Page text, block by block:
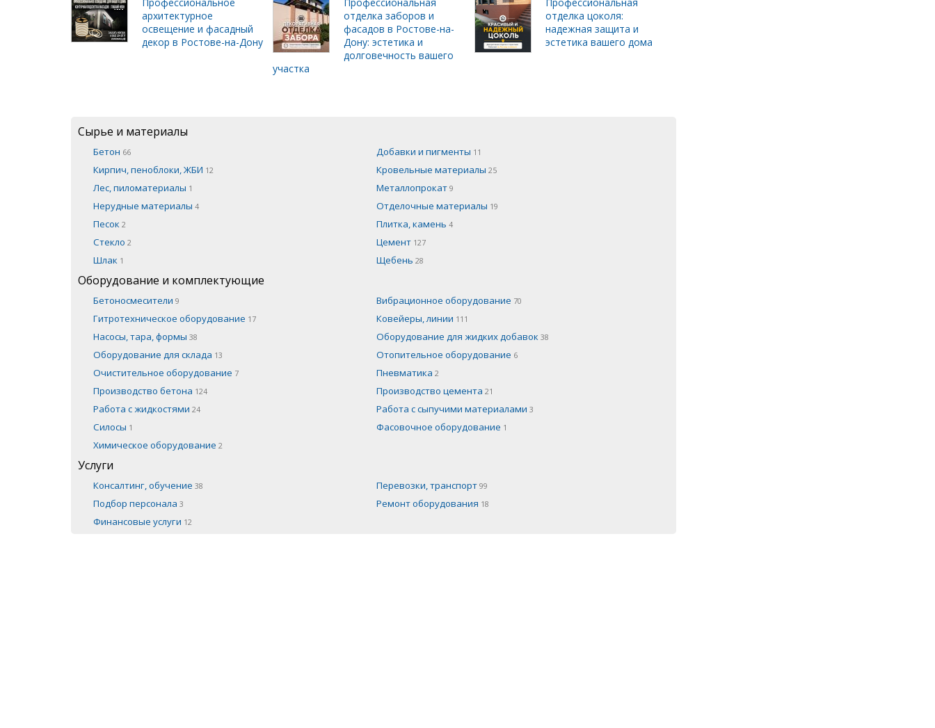
архитектурное
освещение и фасадный
декор в Ростове-на-Дону
отделка заборов и
фасадов в Ростове-на-
Дону: эстетика и
долговечность вашего
участка
отделка цоколя:
надежная защита и
эстетика вашего дома
Сырье и материалы
Бетон 66 Добавки и пигменты 11
Кирпич, пеноблоки, ЖБИ 12 Кровельные материалы 25
Лес, пиломатериалы 1 Металлопрокат 9
Нерудные материалы 4 Отделочные материалы 19
Песок 2 Плитка, камень 4
Стекло 2 Цемент 127
Шлак 1 Щебень 28
Оборудование и комплектующие
Бетоносмесители 9 Вибрационное оборудование 70
Гитротехническое оборудование 17 Ковейеры, линии 111
Насосы, тара, формы 38 Оборудование для жидких добавок 38
Оборудование для склада 13 Отопительное оборудование 6
Очистительное оборудование 7 Пневматика 2
Производство бетона 124 Производство цемента 21
Работа с жидкостями 24 Работа с сыпучими материалами 3
Силосы 1 Фасовочное оборудование 1
Химическое оборудование 2
Услуги
Консалтинг, обучение 38 Перевозки, транспорт 99
Подбор персонала 3 Ремонт оборудования 18
Финансовые услуги 12